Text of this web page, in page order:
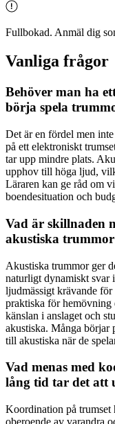
Fullbokad. Anmäl dig
Vanliga frågor
Behöver man ha
börja spela
Det är en fördel men
på ett elektroniskt
tar upp mindre plats.
upphov till höga ljud,
Läraren kan ge råd om
boendesituation och
Vad är skillnaden
akustiska
Akustiska trummor ger
naturligt dynamiskt svar
ljudmässigt krävande
praktiska för hemövning
känslan i anslaget och
akustiska. Många börjar
till akustiska när de
Vad menas med
lång tid tar det att
Koordination på trumset
oberoende av varandra